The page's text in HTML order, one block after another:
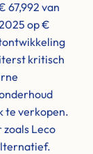
67,992 van
op €
kritisch
te verkopen.
Leco